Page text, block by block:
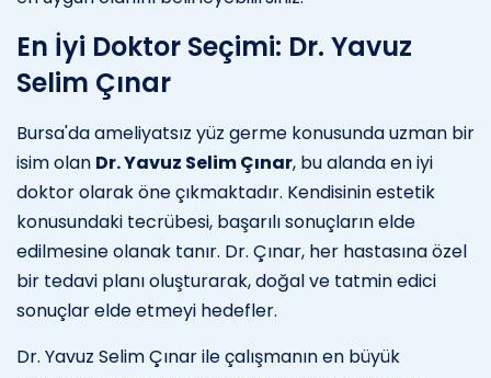
En İyi Doktor Seçimi: Dr. Yavuz
Selim Çınar
Bursa'da ameliyatsız yüz germe konusunda uzman bir
isim olan Dr. Yavuz Selim Çınar, bu alanda en iyi
doktor olarak öne çıkmaktadır. Kendisinin estetik
konusundaki tecrübesi, başarılı sonuçların elde
edilmesine olanak tanır. Dr. Çınar, her hastasına özel
bir tedavi planı oluşturarak, doğal ve tatmin edici
sonuçlar elde etmeyi hedefler.
Dr. Yavuz Selim Çınar ile çalışmanın en büyük